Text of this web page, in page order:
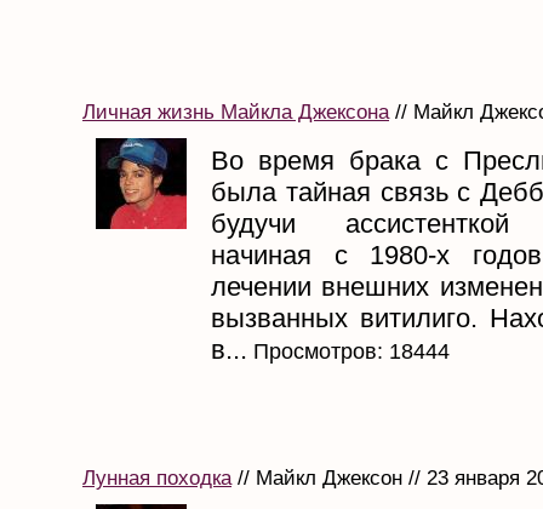
Личная жизнь Майкла Джексона// Майкл
Во время брака с
была тайная связь с
будучи ассистенткой
начиная с 1980-х
лечении внешних
вызванных витилиго.
в... Просмотров: 18444
Лунная походка// Майкл Джексон // 23 января